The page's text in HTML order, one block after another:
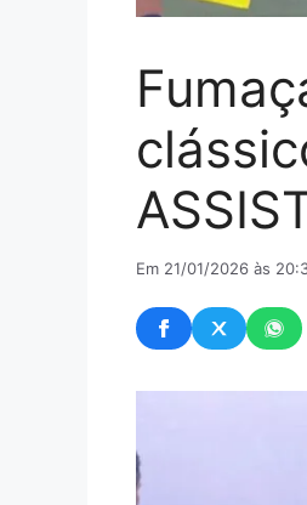
Em 21/01/2026 às